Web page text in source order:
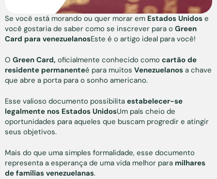
Se você está morando ou quer morar em Estados Unidos e
você gostaria de saber como se inscrever para o Green
Card para venezuelanosEste é o artigo ideal para você!
O Green Card, oficialmente conhecido como cartão de
residente permanenteé para muitos Venezuelanos a chave
que abre a porta para o sonho americano.
Esse valioso documento possibilita estabelecer-se
legalmente nos Estados UnidosUm país cheio de
oportunidades para aqueles que buscam progredir e atingir
seus objetivos.
Mais do que uma simples formalidade, esse documento
representa a esperança de uma vida melhor para milhares
de famílias venezuelanas.